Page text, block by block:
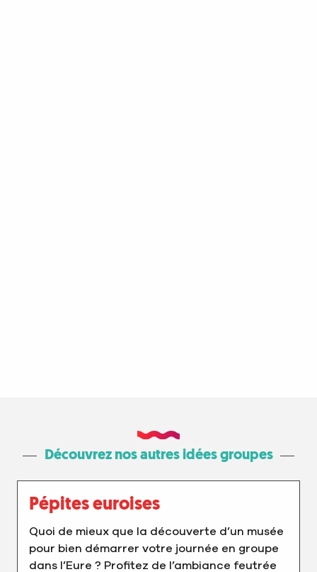
Découvrez nos autres idées groupes
Pépites euroises
Quoi de mieux que la découverte d’un musée
pour bien démarrer votre journée en groupe
dans l’Eure ? Profitez de l’ambiance feutrée